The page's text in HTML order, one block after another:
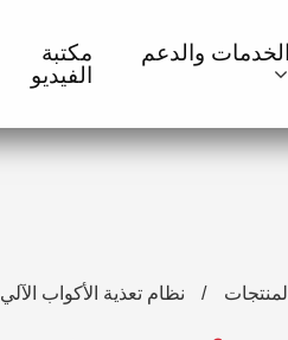
الخدمات والدعم
مكتبة
الفيديو
المنتجات نظام تعذية الأكواب الآلي